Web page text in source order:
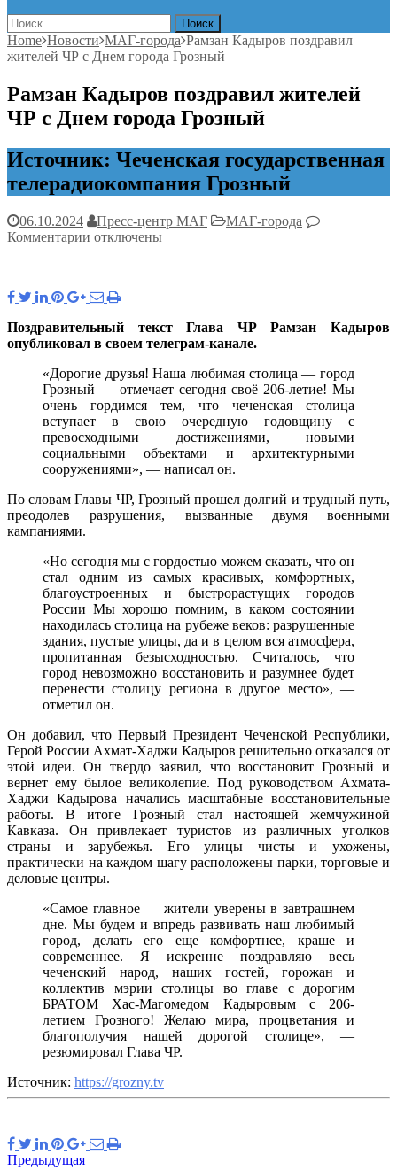
Найти:
Home Новости МАГ-города Рамзан Кадыров поздравил
жителей ЧР с Днем города Грозный
Рамзан Кадыров поздравил жителей
ЧР с Днем города Грозный
Источник: Чеченская государственная
телерадиокомпания Грозный
06.10.2024 Пресс-центр МАГ
МАГ-города
Комментарии к
поздравил
ЧР
с
города
Грозный
отключены
Поздравительный текст Глава ЧР Рамзан Кадыров
опубликовал в своем телеграм-канале.
«Дорогие друзья! Наша любимая столица — город
Грозный — отмечает сегодня своё 206-летие! Мы
очень гордимся тем, что чеченская столица
вступает в свою очередную годовщину с
превосходными достижениями, новыми
социальными объектами и архитектурными
сооружениями», — написал он.
По словам Главы ЧР, Грозный прошел долгий и трудный путь,
преодолев разрушения, вызванные двумя военными
кампаниями.
«Но сегодня мы с гордостью можем сказать, что он
стал одним из самых красивых, комфортных,
благоустроенных и быстрорастущих городов
России Мы хорошо помним, в каком состоянии
находилась столица на рубеже веков: разрушенные
здания, пустые улицы, да и в целом вся атмосфера,
пропитанная безысходностью. Считалось, что
город невозможно восстановить и разумнее будет
перенести столицу региона в другое место», —
отметил он.
Он добавил, что Первый Президент Чеченской Республики,
Герой России Ахмат-Хаджи Кадыров решительно отказался от
этой идеи. Он твердо заявил, что восстановит Грозный и
вернет ему былое великолепие. Под руководством Ахмата-
Хаджи Кадырова начались масштабные восстановительные
работы. В итоге Грозный стал настоящей жемчужиной
Кавказа. Он привлекает туристов из различных уголков
страны и зарубежья. Его улицы чисты и ухожены,
практически на каждом шагу расположены парки, торговые и
деловые центры.
«Самое главное — жители уверены в завтрашнем
дне. Мы будем и впредь развивать наш любимый
город, делать его еще комфортнее, краше и
современнее. Я искренне поздравляю весь
чеченский народ, наших гостей, горожан и
коллектив мэрии столицы во главе с дорогим
БРАТОМ Хас-Магомедом Кадыровым с 206-
летием Грозного! Желаю мира, процветания и
благополучия нашей дорогой столице», —
резюмировал Глава ЧР.
Источник: https://grozny.tv
Предыдущая